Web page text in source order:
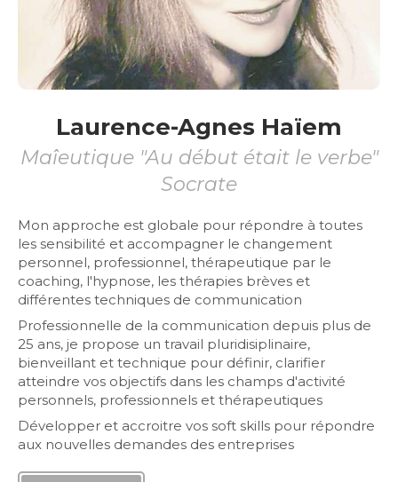
Laurence-Agnes Haïem
Maîeutique "Au début était le verbe"
Socrate
Mon approche est globale pour répondre à toutes
les sensibilité et accompagner le changement
personnel, professionnel, thérapeutique par le
coaching, l'hypnose, les thérapies brèves et
différentes techniques de communication
Professionnelle de la communication depuis plus de
25 ans, je propose un travail pluridisiplinaire,
bienveillant et technique pour définir, clarifier
atteindre vos objectifs dans les champs d'activité
personnels, professionnels et thérapeutiques
Développer et accroitre vos soft skills pour répondre
aux nouvelles demandes des entreprises